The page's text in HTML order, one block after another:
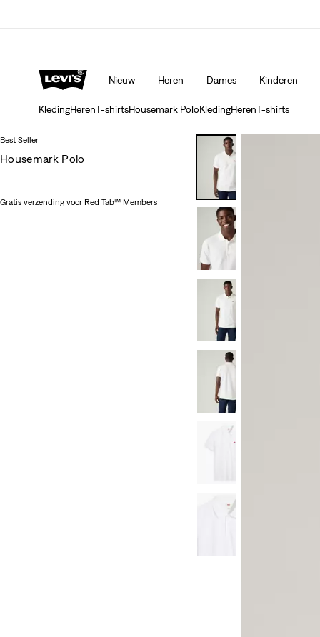
Nieuw Heren Dames Kinderen
KledingHerenT-shirtsHousemark PoloKledingHerenT-shirts
Best Seller
Housemark Polo
Gratis verzending voor Red Tab™ Members